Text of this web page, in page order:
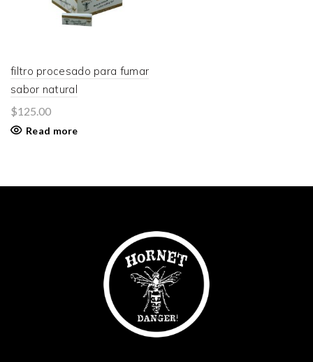
filtro procesado para fumar
sabor natural
$125.00
Read more